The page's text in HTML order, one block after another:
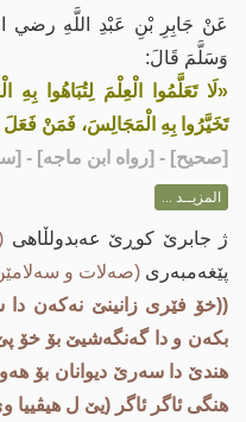
عَنْ جَابِرِ بْنِ عَبْدِ اللَّهِ رضي
وَسَلَّمَ قَالَ:
«لَا تَعَلَّمُوا الْعِلْمَ لِتُبَاهُوا بِهِ
تَخَيَّرُوا بِهِ الْمَجَالِسَ، فَمَنْ فَعَلَ
[صحيح] - [رواه ابن ماجه] - [سنن
المزيــد ...
ژ جابرێ كوڕێ عه‌بدولڵاهی
پێغه‌مبه‌ری (صه‌لات و
((خۆ فێری زانینێ نه‌كه‌ن دا
بكه‌ن و دا گه‌نگه‌شیێ بۆ خۆ
هندێ دا سه‌رێ دیوانان بۆ
هنگی ئاگر ئاگر (یێ ل هیڤییا